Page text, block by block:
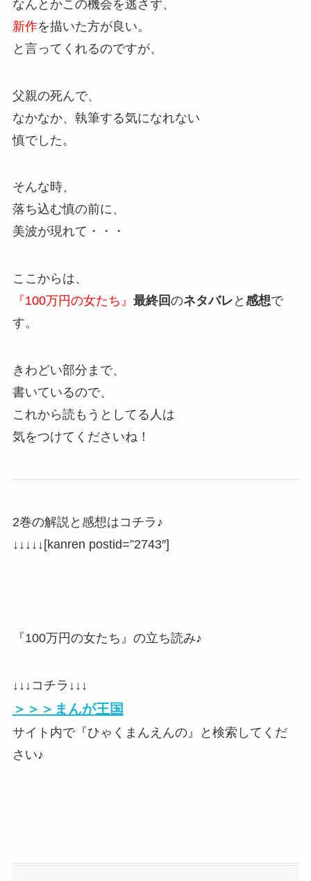
なんとかこの機会を逃さず、
新作を描いた方が良い。
と言ってくれるのですが、
父親の死んで、
なかなか、執筆する気になれない
慎でした。
そんな時、
落ち込む慎の前に、
美波が現れて・・・
ここからは、
『100万円の女たち』 最終回のネタバレ と 感想で
す。
きわどい部分まで、
書いているので、
これから読もうとしてる人は
気をつけてくださいね！
2巻の解説と感想はコチラ♪
↓↓↓↓↓[kanren postid=”2743″]
『100万円の女たち』の立ち読み♪
↓↓↓コチラ↓↓↓
＞＞＞まんが王国
サイト内で『ひゃくまんえんの』と検索してくだ
さい♪